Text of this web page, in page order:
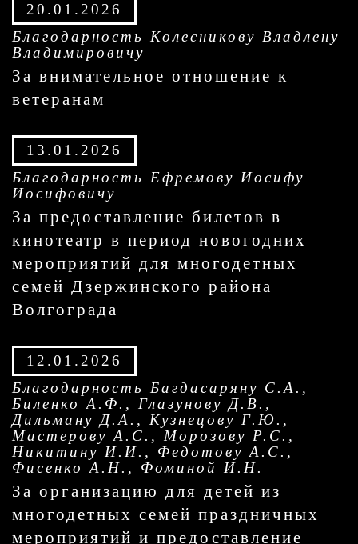
20.01.2026
Благодарность Колесникову Владлену
Владимировичу
За внимательное отношение к
ветеранам
13.01.2026
Благодарность Ефремову Иосифу
Иосифовичу
За предоставление билетов в
кинотеатр в период новогодних
мероприятий для многодетных
семей Дзержинского района
Волгограда
12.01.2026
Благодарность Багдасаряну С.А.,
Биленко А.Ф., Глазунову Д.В.,
Дильману Д.А., Кузнецову Г.Ю.,
Мастерову А.С., Морозову Р.С.,
Никитину И.И., Федотову А.С.,
Фисенко А.Н., Фоминой И.Н.
За организацию для детей из
многодетных семей праздничных
мероприятий и предоставление